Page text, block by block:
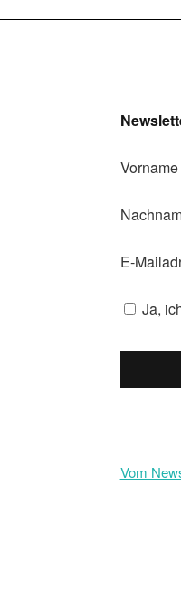
Vorname
E-
Ja,
Vom